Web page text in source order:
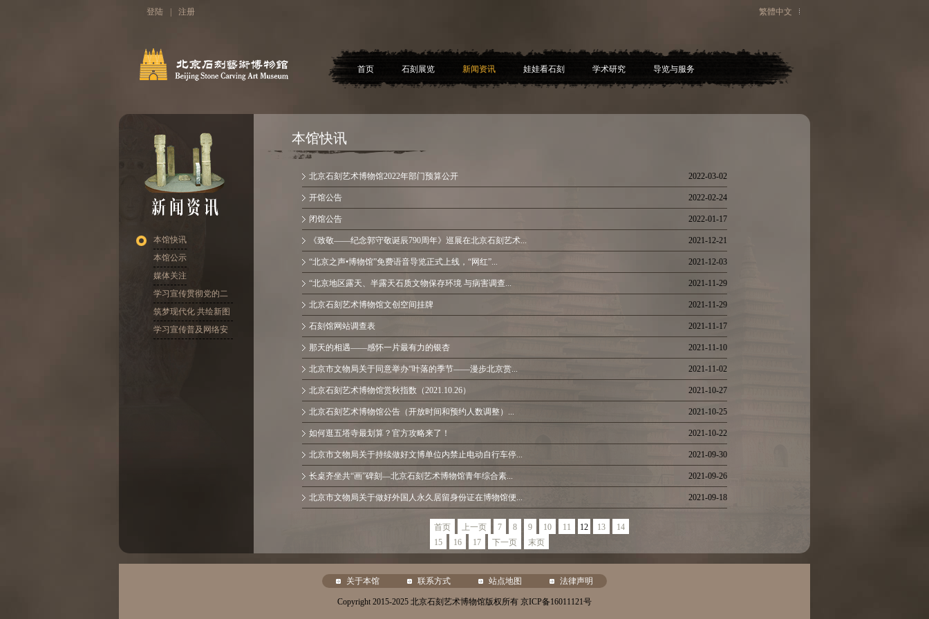
登陆 注册 繁體中文
首页 石刻展览 新闻资讯 娃娃看石刻 学术研究 导览与服务
本馆快讯
本馆公示
媒体关注
学习宣传贯彻党的二
十大精神
筑梦现代化 共绘新图
景
学习宣传普及网络安
本馆快讯
2022-03-02
北京石刻艺术博物馆2022年部门预算公开
2022-02-24
开馆公告
2022-01-17
闭馆公告
2021-12-21
《致敬——纪念郭守敬诞辰790周年》巡展在北京石刻艺术...
2021-12-03
“北京之声•博物馆”免费语音导览正式上线，“网红”...
2021-11-29
“北京地区露天、半露天石质文物保存环境 与病害调查...
2021-11-29
北京石刻艺术博物馆文创空间挂牌
2021-11-17
石刻馆网站调查表
2021-11-10
那天的相遇——感怀一片最有力的银杏
2021-11-02
北京市文物局关于同意举办“叶落的季节——漫步北京赏...
2021-10-27
北京石刻艺术博物馆赏秋指数（2021.10.26）
2021-10-25
北京石刻艺术博物馆公告（开放时间和预约人数调整）...
2021-10-22
如何逛五塔寺最划算？官方攻略来了！
2021-09-30
北京市文物局关于持续做好文博单位内禁止电动自行车停...
2021-09-26
长桌齐坐共“画”碑刻—北京石刻艺术博物馆青年综合素...
2021-09-18
北京市文物局关于做好外国人永久居留身份证在博物馆便...
首页 上一页 7 8 9 10 11 12 13
14
15
16 17 下一页 末页
关于本馆 联系方式 站点地图 法律声明
Copyright 2015-2025 北京石刻艺术博物馆版权所有 京ICP备16011121号